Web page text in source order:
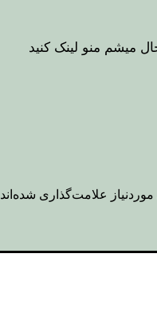
میشم منو لینک کنید
علامت‌گذاری شده‌اند